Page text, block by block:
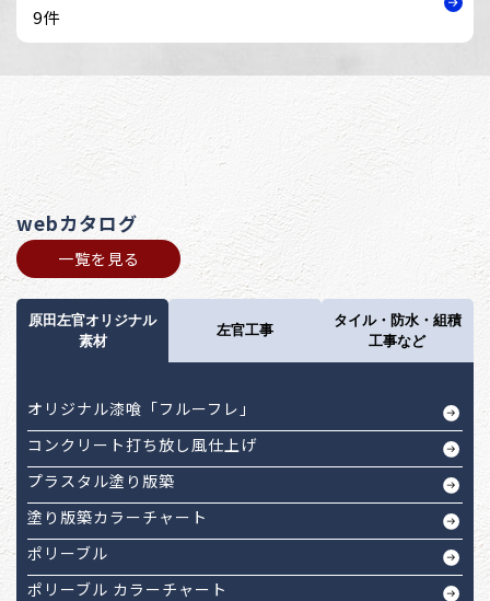
9件
webカタログ
一覧を見る
原田左官オリジナル
素材
左官工事
タイル・防水・組積
工事など
オリジナル漆喰「フルーフレ」
コンクリート打ち放し風仕上げ
プラスタル塗り版築
塗り版築カラーチャート
ポリーブル
ポリーブル カラーチャート